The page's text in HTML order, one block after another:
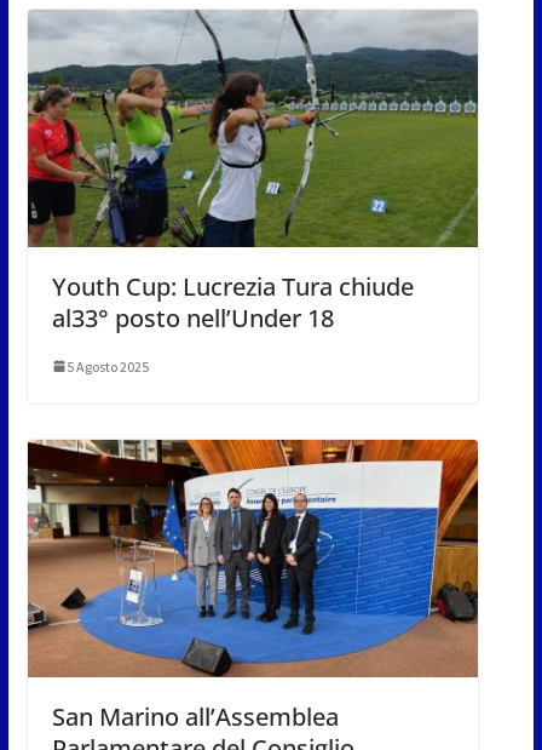
Youth Cup: Lucrezia Tura chiude
al33° posto nell’Under 18
5 Agosto 2025
San Marino all’Assemblea